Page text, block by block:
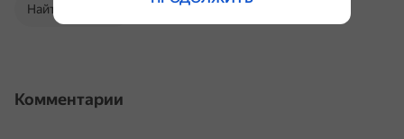
Найти в Поиске
Комментарии